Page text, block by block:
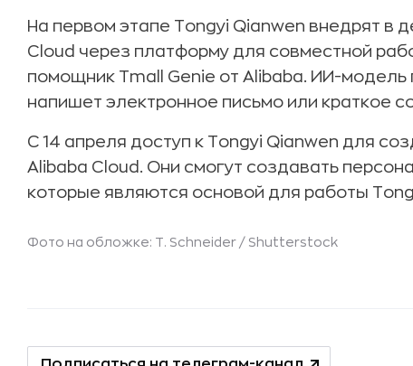
На первом этапе Tongyi Qianwen внедрят в
Cloud через платформу для совместной
помощник Tmall Genie от Alibaba. ИИ-
напишет электронное письмо или краткое
С 14 апреля доступ к Tongyi Qianwen для
Alibaba Cloud. Они смогут создавать
которые являются основой для работы
Фото на обложке: T. Schneider / Shutterstock